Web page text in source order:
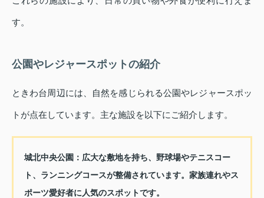
す。
公園やレジャースポットの紹介
ときわ台周辺には、自然を感じられる公園やレジャースポッ
トが点在しています。主な施設を以下にご紹介します。
城北中央公園 ：広大な敷地を持ち、野球場やテニスコー
ト、ランニングコースが整備されています。家族連れやス
ポーツ愛好者に人気のスポットです。